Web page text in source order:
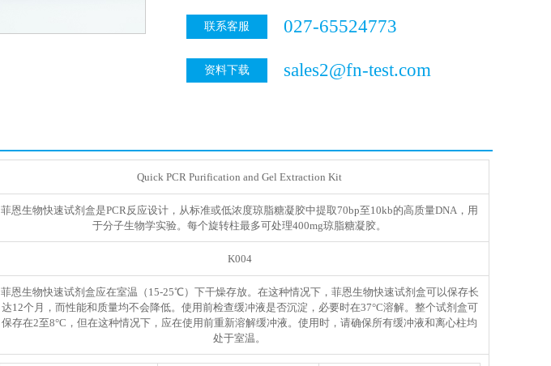
联系客服 027-65524773
资料下载 sales2@fn-test.com
Quick PCR Purification and Gel Extraction Kit
菲恩生物快速试剂盒是PCR反应设计，从标准或低浓度琼脂糖凝胶中提取70bp至10kb的高质量DNA，用
于分子生物学实验。每个旋转柱最多可处理400mg琼脂糖凝胶。
K004
菲恩生物快速试剂盒应在室温（15-25℃）下干燥存放。在这种情况下，菲恩生物快速试剂盒可以保存长
达12个月，而性能和质量均不会降低。使用前检查缓冲液是否沉淀，必要时在37°C溶解。整个试剂盒可
保存在2至8°C，但在这种情况下，应在使用前重新溶解缓冲液。使用时，请确保所有缓冲液和离心柱均
处于室温。